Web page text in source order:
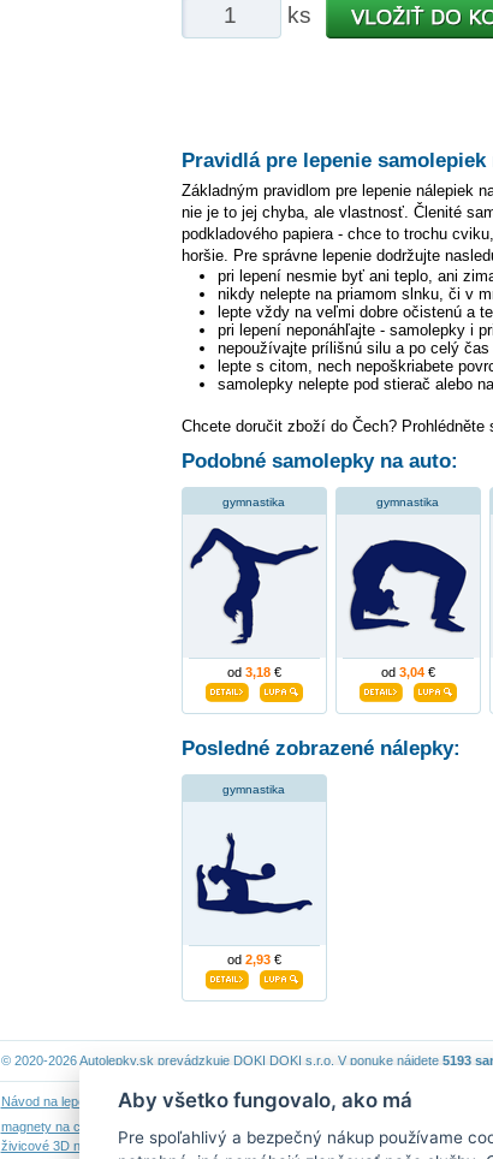
ks
Pravidlá pre lepenie samolepiek
Základným pravidlom pre lepenie nálepiek
nie je to jej chyba, ale vlastnosť. Členité
podkladového papiera - chce to trochu
horšie. Pre správne lepenie dodržujte
pri lepení nesmie byť ani teplo, ani
nikdy nelepte na priamom slnku, či v
lepte vždy na veľmi dobre očistenú a
pri lepení neponáhľajte - samolepky i
nepoužívajte prílišnú silu a po celý čas
lepte s citom, nech nepoškriabete
samolepky nelepte pod stierač alebo
Chcete doručit zboží do Čech? Prohlédněte
Podobné samolepky na auto:
gymnastika
od 3,18€
gymnastika
od 3,04€
Posledné zobrazené nálepky:
gymnastika
od 2,93€
© 2020-2026 Autolepky.sk prevádzkuje DOKI DOKI s.r.o. V ponuke nájdete 5193
Návod na lepenie Návod na odstránenie samolepiek|Obchodné podmienky
magnety na chladničku
živicové 3D nálepky | kalendáre z fotiek
Aby všetko fungovalo, ako má
Pre spoľahlivý a bezpečný nákup používame